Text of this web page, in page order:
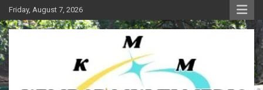
Skip
to
content
Friday, August 7, 2026